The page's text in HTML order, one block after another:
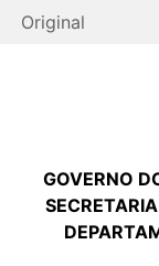
Original
GOVERNO